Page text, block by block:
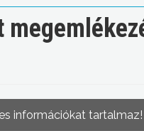
információkat tartalmaz!